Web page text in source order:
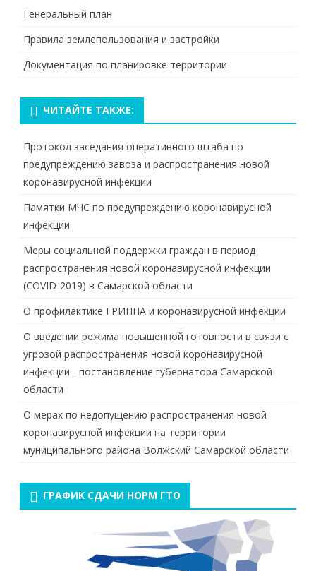
Генеральный план
Правила землепользования и застройки
Документация по планировке территории
ЧИТАЙТЕ ТАКЖЕ:
Протокол заседания оперативного штаба по
предупреждению завоза и распространения новой
коронавирусной инфекции
Памятки МЧС по предупреждению коронавирусной
инфекции
Меры социальной поддержки граждан в период
распространения новой коронавирусной инфекции
(COVID-2019) в Самарской области
О профилактике ГРИППА и коронавирусной инфекции
О введении режима повышенной готовности в связи с
угрозой распространения новой коронавирусной
инфекции - постановление губернатора Самарской
области
О мерах по недопущению распространения новой
коронавирусной инфекции на территории
муниципального района Волжский Самарской области
ГРАФИК СДАЧИ НОРМ ГТО